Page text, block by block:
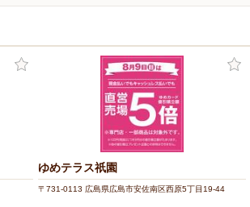
ゆめテラス祇園
〒731-0113 広島県広島市安佐南区西原5丁目19-44